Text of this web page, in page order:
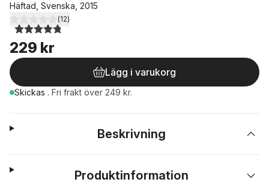
Häftad, Svenska, 2015
4,8utav 5 stjärnor. Totalt antal röster:
(12)
229 kr
Lägg i varukorg
Skickas . Fri frakt över 249 kr.
Beskrivning
Produktinformation